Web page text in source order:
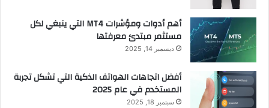
أهم أدوات ومؤشرات MT4 التي ينبغي لكل
مستثمر مبتدئ معرفتها
ديسمبر 14, 2025
أفضل اتجاهات الهواتف الذكية التي تشكل تجربة
المستخدم في عام 2025
سبتمبر 18, 2025